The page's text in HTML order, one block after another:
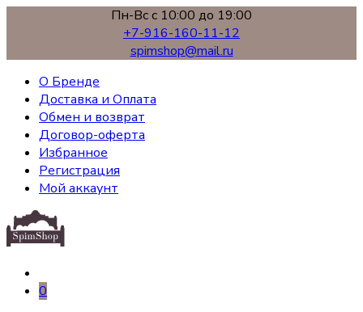
Пн-Вс с 10:00 до 19:00
+7-916-160-11-12
spimshop@mail.ru
О Бренде
Доставка и Оплата
Обмен и возврат
Договор-оферта
Избранное
Регистрация
Мой аккаунт
0